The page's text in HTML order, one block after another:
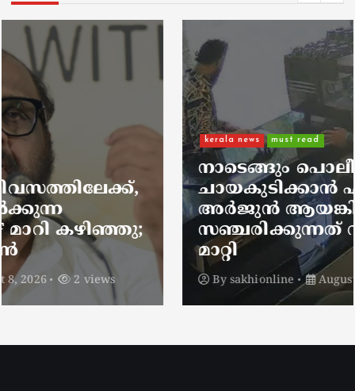
kerala news
നാടെങ്ങും പൊലീസ് തിരയുന്നു,
ചായകുടിക്കാൻ എടപ്പാളിലെത്തി
അർജുൻ ആയങ്കി;
സഞ്ചരിക്കുന്നത് വാഹനങ്ങൾ
മാറ്റി
Bysakhionline August 8, 2026 4 views